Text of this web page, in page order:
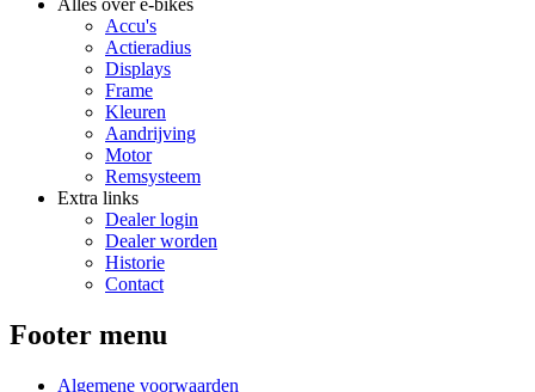
Alles over e-bikes
Accu's
Actieradius
Displays
Frame
Kleuren
Aandrijving
Motor
Remsysteem
Extra links
Dealer login
Dealer worden
Historie
Contact
Footer menu
Algemene voorwaarden